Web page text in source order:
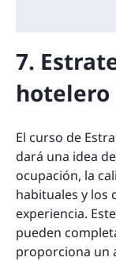
7.
hotelero
El curso de
dará una idea
ocupación, la
habituales y los
experiencia.
pueden
proporciona un